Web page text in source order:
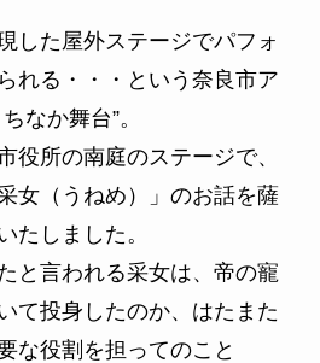
した屋外ステージでパフォ
れる・・・という奈良市ア
なか舞台”。
所の南庭のステージで、
女（うねめ）」のお話を薩
たしました。
と言われる采女は、帝の寵
て投身したのか、はたまた
な役割を担ってのこと